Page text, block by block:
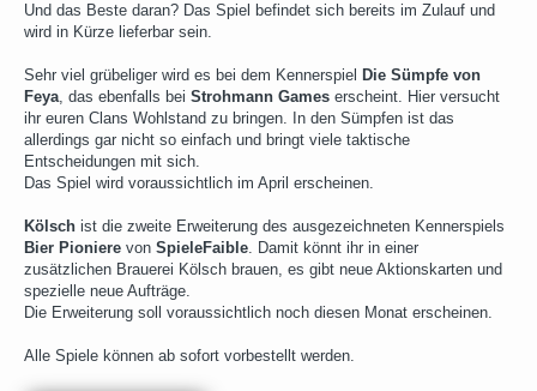
Und das Beste daran? Das Spiel befindet sich bereits im Zulauf und
wird in Kürze lieferbar sein.
Sehr viel grübeliger wird es bei dem Kennerspiel Die Sümpfe von
Feya, das ebenfalls bei Strohmann Games erscheint. Hier versucht
ihr euren Clans Wohlstand zu bringen. In den Sümpfen ist das
allerdings gar nicht so einfach und bringt viele taktische
Entscheidungen mit sich.
Das Spiel wird voraussichtlich im April erscheinen.
Kölsch ist die zweite Erweiterung des ausgezeichneten Kennerspiels
Bier Pioniere von SpieleFaible. Damit könnt ihr in einer
zusätzlichen Brauerei Kölsch brauen, es gibt neue Aktionskarten und
spezielle neue Aufträge.
Die Erweiterung soll voraussichtlich noch diesen Monat erscheinen.
Alle Spiele können ab sofort vorbestellt werden.